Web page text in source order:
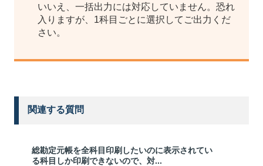
いいえ、一括出力には対応していません。恐れ
入りますが、1科目ごとに選択してご出力くだ
さい。
関連する質問
総勘定元帳を全科目印刷したいのに表示されてい
る科目しか印刷できないので、対...